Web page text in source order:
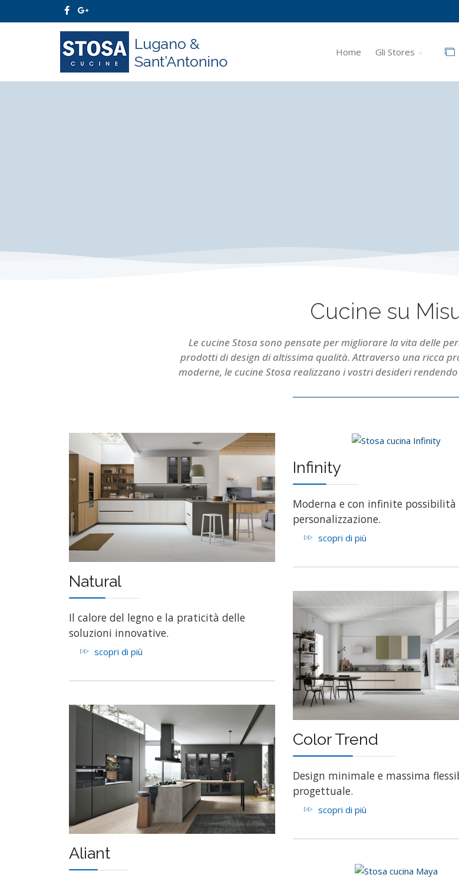
Home Gli Stores
Cucine su
Le cucine Stosa sono pensate per migliorare la vita delle
prodotti di design di altissima qualità. Attraverso una ricca
moderne, le cucine Stosa realizzano i vostri desideri
Natural
Il calore del legno e la praticità delle
soluzioni innovative.
scopri di più
Aliant
Infinity
Moderna e con infinite possibilità
personalizzazione.
scopri di più
Color Trend
Design minimale e massima
progettuale.
scopri di più